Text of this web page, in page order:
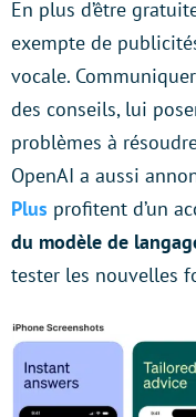
En plus d’être
exempte de
vocale.
des conseils, lui
problèmes à
OpenAI a aussi
Plus profitent d’un
du modèle de
tester les nouvelles